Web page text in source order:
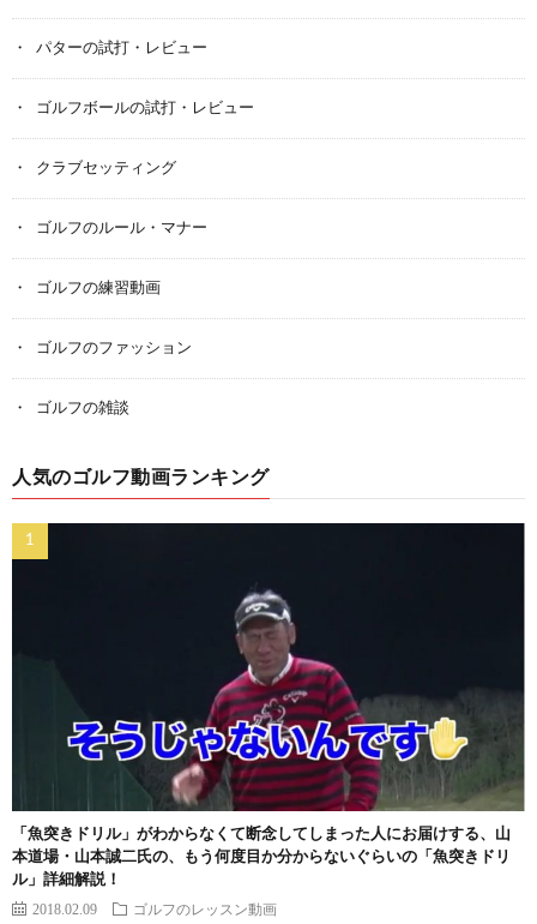
パターの試打・レビュー
ゴルフボールの試打・レビュー
クラブセッティング
ゴルフのルール・マナー
ゴルフの練習動画
ゴルフのファッション
ゴルフの雑談
人気のゴルフ動画ランキング
「魚突きドリル」がわからなくて断念してしまった人にお届けする、山
本道場・山本誠二氏の、もう何度目か分からないぐらいの「魚突きドリ
ル」詳細解説！
2018.02.09 ゴルフのレッスン動画